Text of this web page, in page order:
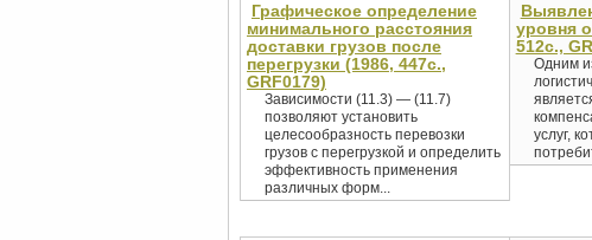
Графическое определение
минимального расстояния
доставки грузов после
перегрузки (1986, 447с.,
GRF0179)
Зависимости (11.3) — (11.7)
позволяют установить
целесообразность перевозки
грузов с перегрузкой и определить
эффективность применения
различных форм...
уровня
512с.,
Одним
услуг,